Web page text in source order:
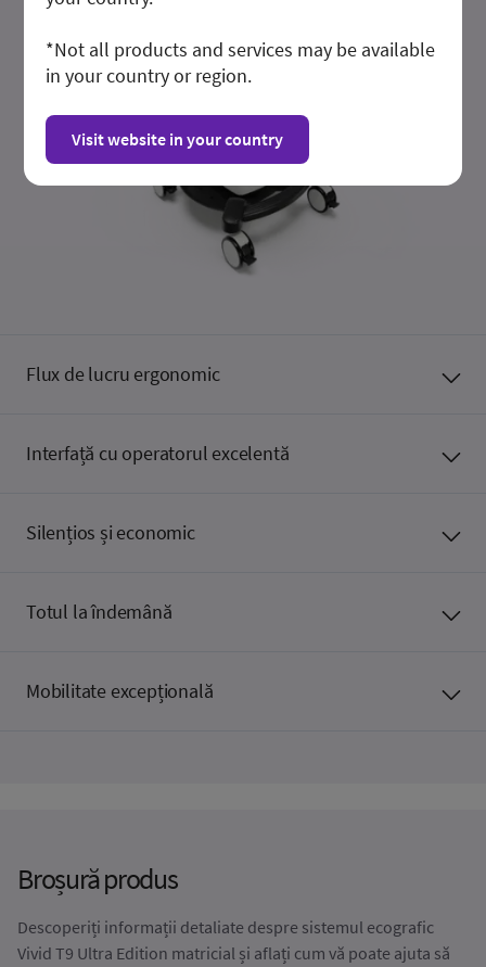
Flux de lucru ergonomic
Interfață cu operatorul excelentă
Silențios și economic
Totul la îndemână
Mobilitate excepțională
Broșură produs
Descoperiți informații detaliate despre sistemul ecografic
Vivid T9 Ultra Edition matricial și aflați cum vă poate ajuta să
*Not all products and services may be available
in your country or region.
Visit website in your country